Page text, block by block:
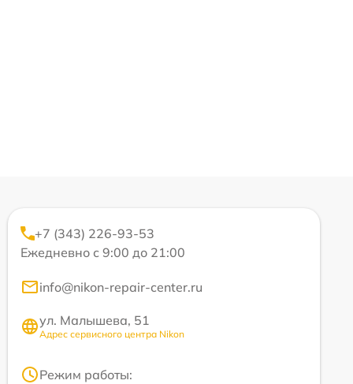
+7 (343) 226-93-53
Ежедневно с 9:00 до 21:00
info@nikon-repair-center.ru
ул. Малышева, 51
Адрес сервисного центра Nikon
Режим работы: